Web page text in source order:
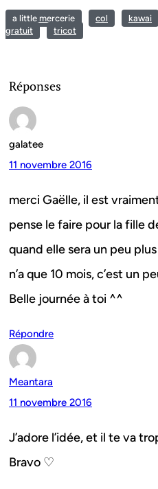
a little mercerie col kawai
gratuit
tricot
Réponses
galatee
11 novembre 2016
merci Gaëlle, il est
pense le faire pour la fille
quand elle sera un peu
n’a que 10 mois, c’est un
Belle journée à toi ^^
Répondre
Meantara
11 novembre 2016
J’adore l’idée, et il te va
Bravo ♡